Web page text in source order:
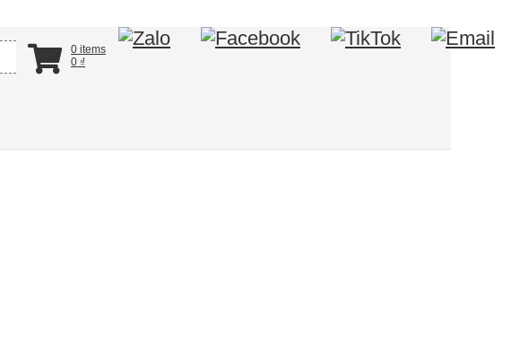
0 items
0 ₫